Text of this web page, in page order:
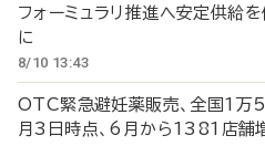
フォーミュラリ推進へ安定供
に
8/10 13:43
OTC緊急避妊薬販売、全国1
月3日時点、6月から1381店舗